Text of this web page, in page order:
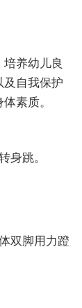
养幼儿良
及自我保护
素质。
跳。
双脚用力蹬